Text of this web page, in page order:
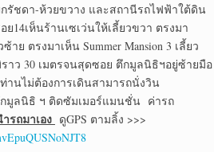
รัชดา-ห้วยขวาง และสถานีรถไฟฟ้าใต้ดิน
14เห็นร้านเซเว่นให้เลี้ยวขวา ตรงมา
ย ตรงมาเห็น Summer Mansion 3 เลี้ยว
าว 30 เมตรจนสุดซอย ตึกมูลนิธิฯอยู่ซ้ายมือ
านไม่ต้องการเดินสามารถนั่งวิน
กมูลนิธิ ฯ ติดซัมเมอร์แมนชั่น ค่ารถ
รถมาเอง ดูGPS ตามลิ้ง >>>